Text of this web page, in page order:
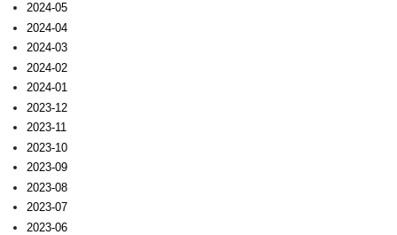
2024-05
2024-04
2024-03
2024-02
2024-01
2023-12
2023-11
2023-10
2023-09
2023-08
2023-07
2023-06